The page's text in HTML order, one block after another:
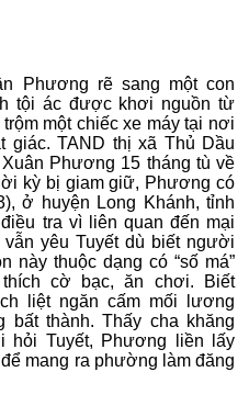
Phương rẽ sang một con
tội ác được khơi nguồn từ
một chiếc xe máy tại nơi
giác. TAND thị xã Thủ Dầu
Phương 15 tháng tù về
kỳ bị giam giữ, Phương có
ở huyện Long Khánh, tỉnh
tra vì liên quan đến mại
yêu Tuyết dù biết người
này thuộc dạng có “số má”
cờ bạc, ăn chơi. Biết
liệt ngăn cấm mối lương
bất thành. Thấy cha khăng
hỏi Tuyết, Phương liền lấy
mang ra phường làm đăng